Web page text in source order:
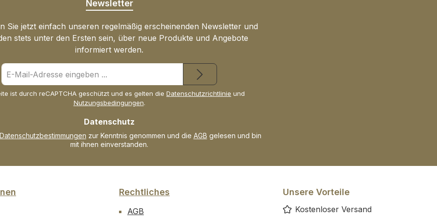
nicht
Senagold: Seit 2008 Ihr
Naturheilmittel Anbieter
aus Deutschland mit
gesicherter Qualität zu
sollten Sie sich für
kolloidales Silber von
Senagold entscheiden?
Kolloidales Silber von
Senagold überzeugt mit
Anwendung und
Reinheitsstufe,
Silberelektroden in
einem etablierten
Naturheilmittel Anbieter
aus Deutschland mit
sollten Sie sich für
kolloidales Silber von
Senagold entscheiden?
Anwendung und
Reinheitsstufe,
Newsletter
Sie jetzt einfach unseren regelmäßig erscheinenden Newsletter und
stets unter den Ersten sein, über neue Produkte und Angebote
informiert werden.
E-
Mail-
ist durch reCAPTCHA geschützt und es gelten die Datenschutzrichtlinie und
Nutzungsbedingungen.
Datenschutz
Datenschutzbestimmungen zur Kenntnis genommen und die AGB gelesen und bin
mit ihnen einverstanden.
Rechtliches
AGB
Unsere Vorteile
Kostenloser Versand